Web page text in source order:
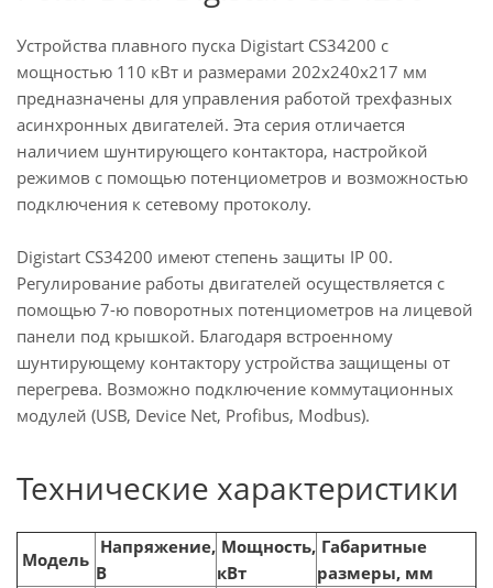
Устройства плавного пуска Digistart CS34200 с
мощностью 110 кВт и размерами 202x240x217 мм
предназначены для управления работой трехфазных
асинхронных двигателей. Эта серия отличается
наличием шунтирующего контактора, настройкой
режимов с помощью потенциометров и возможностью
подключения к сетевому протоколу.
Digistart CS34200 имеют степень защиты IP 00.
Регулирование работы двигателей осуществляется с
помощью 7-ю поворотных потенциометров на лицевой
панели под крышкой. Благодаря встроенному
шунтирующему контактору устройства защищены от
перегрева. Возможно подключение коммутационных
модулей (USB, Device Net, Profibus, Modbus).
Технические характеристики
Модель
Напряжение,
В
Мощность,
кВт
Габаритные
размеры, мм